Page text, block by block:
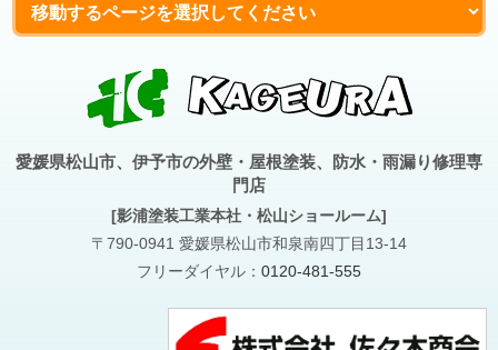
愛媛県松山市、伊予市の外壁・屋根塗装、防水・雨漏り修理専
門店
[影浦塗装工業本社・松山ショールーム]
〒790-0941 愛媛県松山市和泉南四丁目13-14
フリーダイヤル： 0120-481-555